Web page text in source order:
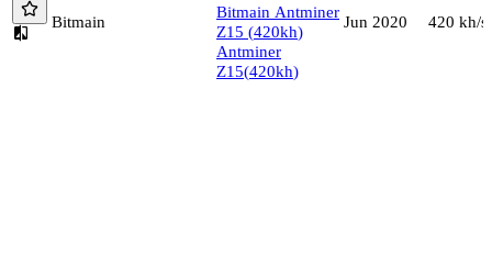
Bitmain
Bitmain Antminer
Z15 (420kh)
Antminer
Z15(420kh)
Jun 2020 420 kh/s